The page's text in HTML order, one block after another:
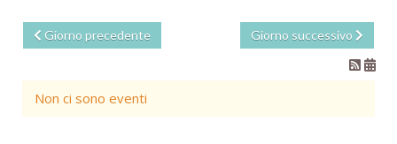
Giorno precedente Giorno successivo
Non ci sono eventi